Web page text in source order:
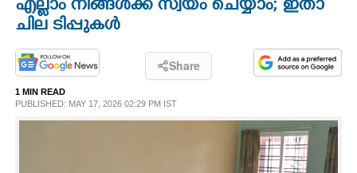
OPINION
PHOTOS
LIFESTYLE
എല്ലാം നിങ്ങൾക്ക് സ്വയം ചെയ്യാം; ഇതാ
ചില ടിപ്പുകൾ
Share
1 MIN READ
PUBLISHED: MAY 17, 2026 02:29 PM IST